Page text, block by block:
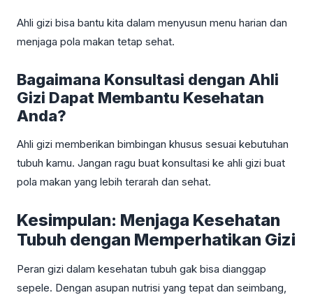
Ahli gizi bisa bantu kita dalam menyusun menu harian dan
menjaga pola makan tetap sehat.
Bagaimana Konsultasi dengan Ahli
Gizi Dapat Membantu Kesehatan
Anda?
Ahli gizi memberikan bimbingan khusus sesuai kebutuhan
tubuh kamu. Jangan ragu buat konsultasi ke ahli gizi buat
pola makan yang lebih terarah dan sehat.
Kesimpulan: Menjaga Kesehatan
Tubuh dengan Memperhatikan Gizi
Peran gizi dalam kesehatan tubuh gak bisa dianggap
sepele. Dengan asupan nutrisi yang tepat dan seimbang,